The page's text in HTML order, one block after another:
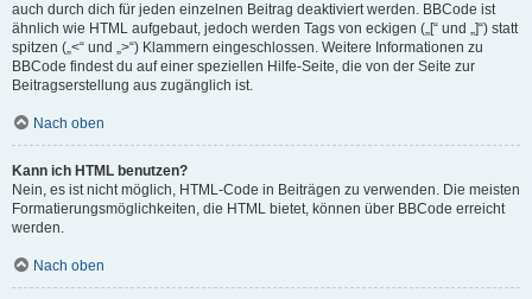
auch durch dich für jeden einzelnen Beitrag deaktiviert werden. BBCode ist
ähnlich wie HTML aufgebaut, jedoch werden Tags von eckigen („[“ und „]“) statt
spitzen („<“ und „>“) Klammern eingeschlossen. Weitere Informationen zu
BBCode findest du auf einer speziellen Hilfe-Seite, die von der Seite zur
Beitragserstellung aus zugänglich ist.
Nach oben
Kann ich HTML benutzen?
Nein, es ist nicht möglich, HTML-Code in Beiträgen zu verwenden. Die meisten
Formatierungsmöglichkeiten, die HTML bietet, können über BBCode erreicht
werden.
Nach oben